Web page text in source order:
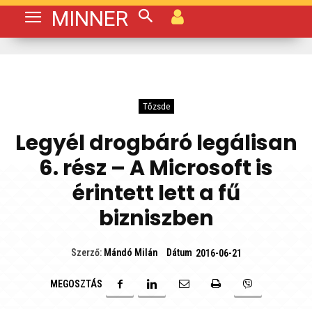
MINNER
Tőzsde
Legyél drogbáró legálisan
6. rész – A Microsoft is
érintett lett a fű
bizniszben
Szerző: Mándó Milán Dátum 2016-06-21
MEGOSZTÁS